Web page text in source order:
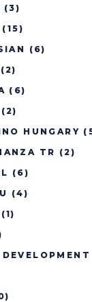
(3)
(15)
(6)
(2)
(6)
(2)
HUNGARY
TR (2)
(6)
(4)
(1)